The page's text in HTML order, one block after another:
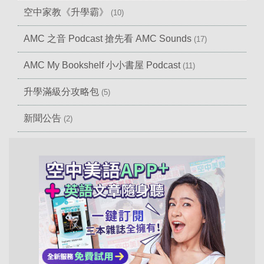
空中家教《升學霸》 (10)
AMC 之音 Podcast 搶先看 AMC Sounds (17)
AMC My Bookshelf 小小書屋 Podcast (11)
升學滿級分攻略包 (5)
新聞公告 (2)